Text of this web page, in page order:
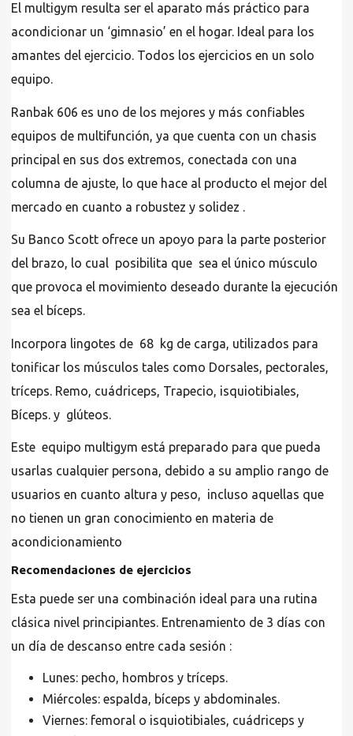
El multigym resulta ser el aparato más práctico para
acondicionar un ‘gimnasio’ en el hogar. Ideal para los
amantes del ejercicio. Todos los ejercicios en un solo
equipo.
Ranbak 606 es uno de los mejores y más confiables
equipos de multifunción, ya que cuenta con un chasis
principal en sus dos extremos, conectada con una
columna de ajuste, lo que hace al producto el mejor del
mercado en cuanto a robustez y solidez .
Su Banco Scott ofrece un apoyo para la parte posterior
del brazo, lo cual posibilita que sea el único músculo
que provoca el movimiento deseado durante la ejecución
sea el bíceps.
Incorpora lingotes de 68 kg de carga, utilizados para
tonificar los músculos tales como Dorsales, pectorales,
tríceps. Remo, cuádriceps, Trapecio, isquiotibiales,
Bíceps. y glúteos.
Este equipo multigym está preparado para que pueda
usarlas cualquier persona, debido a su amplio rango de
usuarios en cuanto altura y peso, incluso aquellas que
no tienen un gran conocimiento en materia de
acondicionamiento
Recomendaciones de ejercicios
Esta puede ser una combinación ideal para una rutina
clásica nivel principiantes. Entrenamiento de 3 días con
un día de descanso entre cada sesión :
Lunes: pecho, hombros y tríceps.
Miércoles: espalda, bíceps y abdominales.
Viernes: femoral o isquiotibiales, cuádriceps y